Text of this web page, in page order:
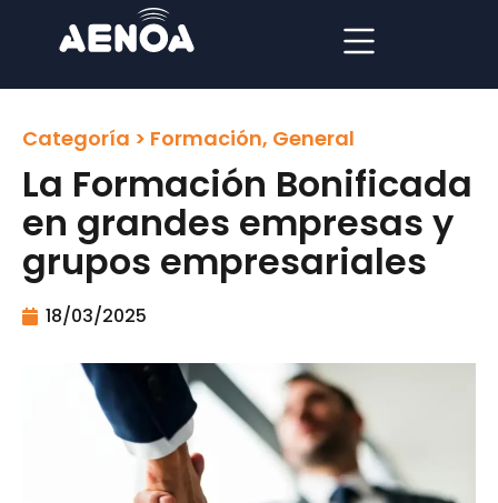
Categoría > Formación, General
La Formación Bonificada
en grandes empresas y
grupos empresariales
18/03/2025